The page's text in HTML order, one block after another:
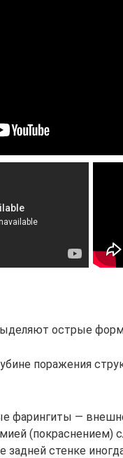
острые
поражения
фарингиты —
(покраснением)
задней стенке